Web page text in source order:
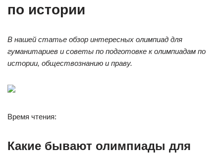
по истории
В нашей статье обзор интересных олимпиад для
гуманитариев и советы по подготовке к олимпиадам по
истории, обществознанию и праву.
Время чтения:
Какие бывают олимпиады для